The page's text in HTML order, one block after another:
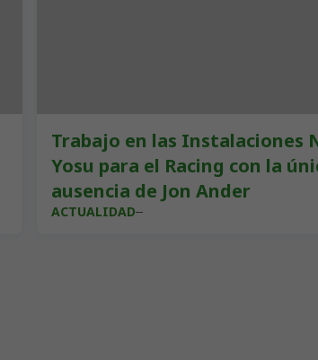
Trabajo en las Instalaciones
Yosu para el Racing con la
ausencia de Jon Ander
ACTUALIDAD